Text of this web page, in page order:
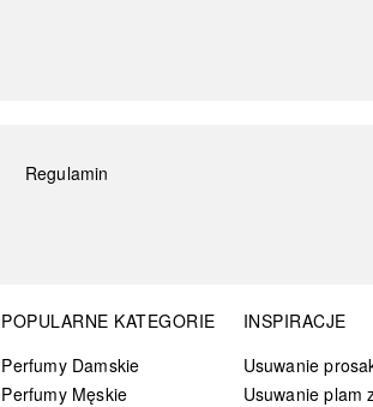
Regulamin
POPULARNE KATEGORIE
Perfumy Damskie
Perfumy Męskie
INSPIRACJE
Usuwanie
Usuwanie plam